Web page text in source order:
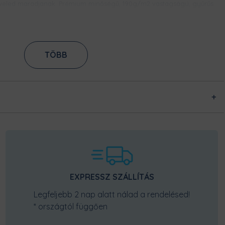
NYOMAT
technikának köszönhetően, ez a
Tudjuk, hogy mennyire fontos, hogy kényelmes legyen egy póló
nyakkivágása, ne szorítson, de ne is álljon el. Így ezt a rugalmas
majd attól tartanod, hogy idővel kinyúlik.
TÖBB
EXPRESSZ SZÁLLÍTÁS
Legfeljebb 2 nap alatt nálad a rendelésed!
* országtól függően